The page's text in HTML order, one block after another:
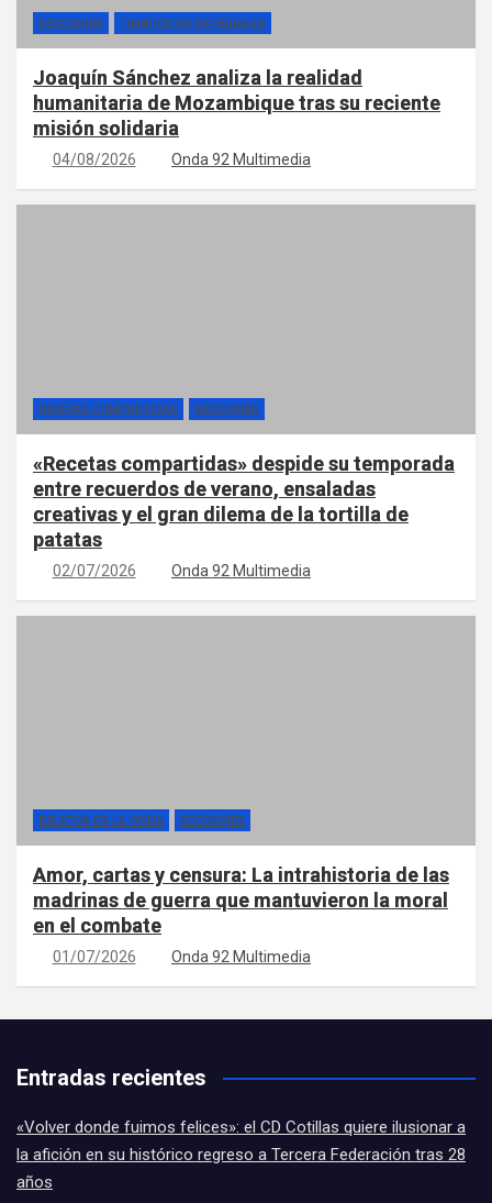
SECCIONES TIEMPOS DE ESPERANZA
Joaquín Sánchez analiza la realidad
humanitaria de Mozambique tras su reciente
misión solidaria
04/08/2026 Onda 92 Multimedia
RECETAS COMPARTIDAS SECCIONES
«Recetas compartidas» despide su temporada
entre recuerdos de verano, ensaladas
creativas y el gran dilema de la tortilla de
patatas
02/07/2026 Onda 92 Multimedia
RELATOS EN LA ONDA SECCIONES
Amor, cartas y censura: La intrahistoria de las
madrinas de guerra que mantuvieron la moral
en el combate
01/07/2026 Onda 92 Multimedia
Entradas recientes
«Volver donde fuimos felices»: el CD Cotillas quiere ilusionar a
la afición en su histórico regreso a Tercera Federación tras 28
años